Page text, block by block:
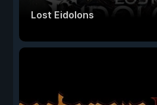
Lost Eidolons